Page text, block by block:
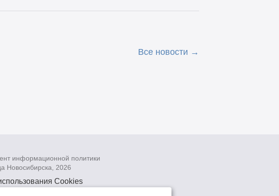
Все новости
информационной политики
Новосибирска, 2026
Cookies